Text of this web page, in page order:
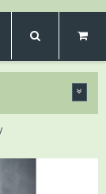
/